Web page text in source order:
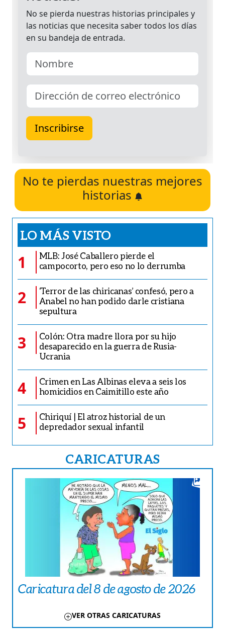
No te pierdas nuestras mejores
historias
LO MÁS VISTO
1
MLB: José Caballero pierde el
campocorto, pero eso no lo derrumba
2
‘Terror de las chiricanas’ confesó, pero a
Anabel no han podido darle cristiana
sepultura
3
Colón: Otra madre llora por su hijo
desaparecido en la guerra de Rusia-
Ucrania
4
Crimen en Las Albinas eleva a seis los
homicidios en Caimitillo este año
5
Chiriquí | El atroz historial de un
depredador sexual infantil
CARICATURAS
Caricatura del 8 de agosto de 2026
VER OTRAS CARICATURAS